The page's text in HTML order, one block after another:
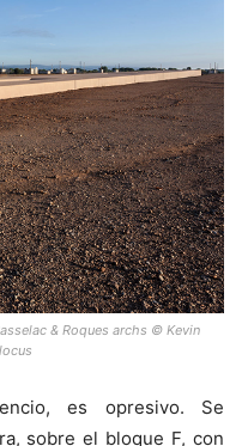
& Roques archs © Kevin
es opresivo. Se
sobre el bloque F, con